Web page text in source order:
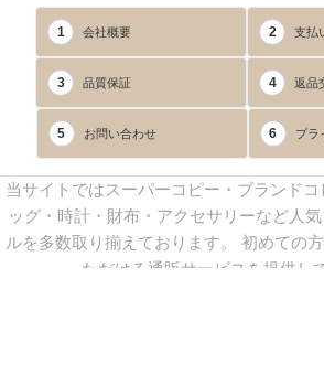
1 会社概要 2 支払
3 品質保証 4 返品
5 お問い合わせ 6 プラ
当サイトではスーパーコピー・ブランド
ッグ・時計・財布・アクセサリーなど人
ルを多数取り揃えております。 初めての
ただける通販サービスを提供し